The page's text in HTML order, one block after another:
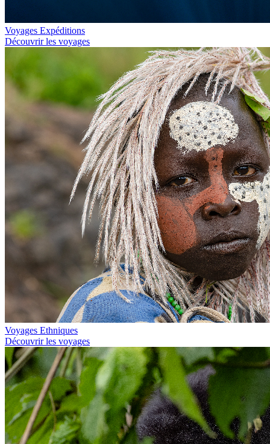
Voyages Expéditions
Découvrir les voyages
Voyages Ethniques
Découvrir les voyages